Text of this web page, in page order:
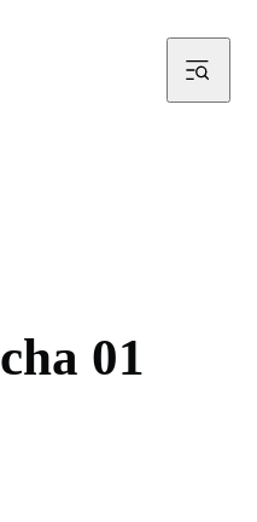
cha 01